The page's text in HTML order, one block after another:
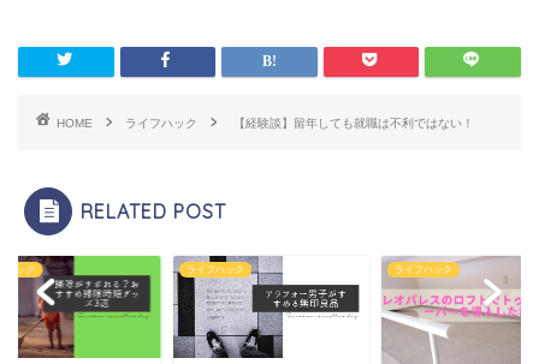
HOME ライフハック 【経験談】留年しても就職は不利ではない！
RELATED POST
ハック ライフハック ライフハック